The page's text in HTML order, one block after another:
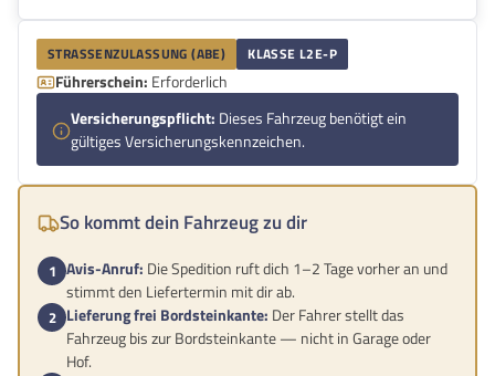
STRASSENZULASSUNG (ABE) KLASSE L2E-P
Führerschein: Erforderlich
Versicherungspflicht: Dieses Fahrzeug benötigt ein
gültiges Versicherungskennzeichen.
So kommt dein Fahrzeug zu dir
Avis-Anruf: Die Spedition ruft dich 1–2 Tage vorher an und
stimmt den Liefertermin mit dir ab.
Lieferung frei Bordsteinkante: Der Fahrer stellt das
Fahrzeug bis zur Bordsteinkante — nicht in Garage oder
Hof.